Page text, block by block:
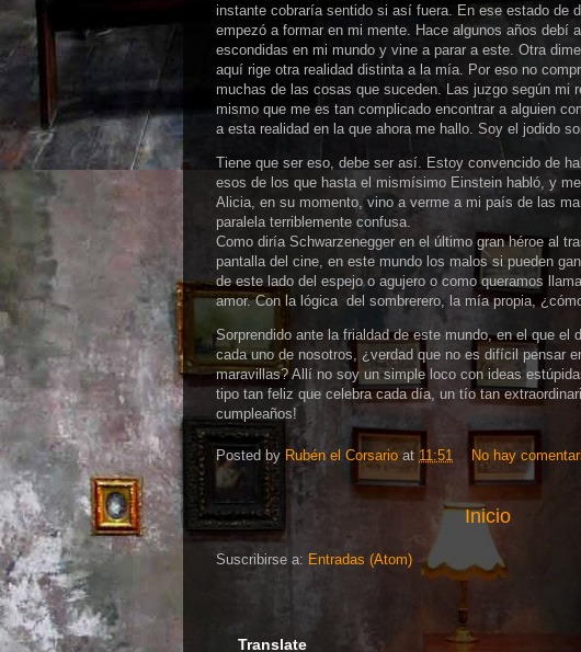
instante cobraría sentido si así fuera. En ese estado de
empezó a formar en mi mente. Hace algunos años debí
escondidas en mi mundo y vine a parar a este. Otra
aquí rige otra realidad distinta a la mía. Por eso no
muchas de las cosas que suceden. Las juzgo según mi
mismo que me es tan complicado encontrar a alguien
a esta realidad en la que ahora me hallo. Soy el jodido
Tiene que ser eso, debe ser así. Estoy convencido de
esos de los que hasta el mismísimo Einstein habló, y
Alicia, en su momento, vino a verme a mi país de las
paralela terriblemente confusa.
Como diría Schwarzenegger en el último gran héroe al
pantalla del cine, en este mundo los malos si pueden
de este lado del espejo o agujero o como queramos
amor. Con la lógica del sombrerero, la mía propia,
Sorprendido ante la frialdad de este mundo, en el que
cada uno de nosotros, ¿verdad que no es difícil pensar
maravillas? Allí no soy un simple loco con ideas
tipo tan feliz que celebra cada día, un tío tan
cumpleaños!
Posted by Rubén el Corsario at 11:51 No hay
Inicio
Suscribirse a: Entradas (Atom)
Translate